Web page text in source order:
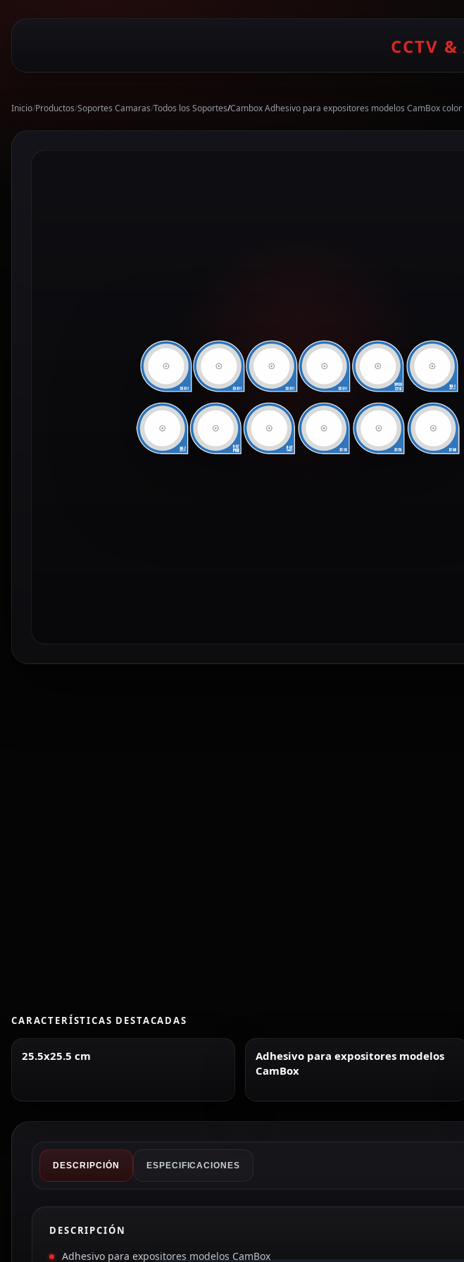
CCTV
Inicio/Productos/Soportes Camaras/Todos los Soportes/Cambox Adhesivo para expositores modelos CamBox color
CARACTERÍSTICAS DESTACADAS
25.5x25.5 cm
Adhesivo para expositores modelos
CamBox
DESCRIPCIÓN ESPECIFICACIONES
DESCRIPCIÓN
Adhesivo para expositores modelos CamBox